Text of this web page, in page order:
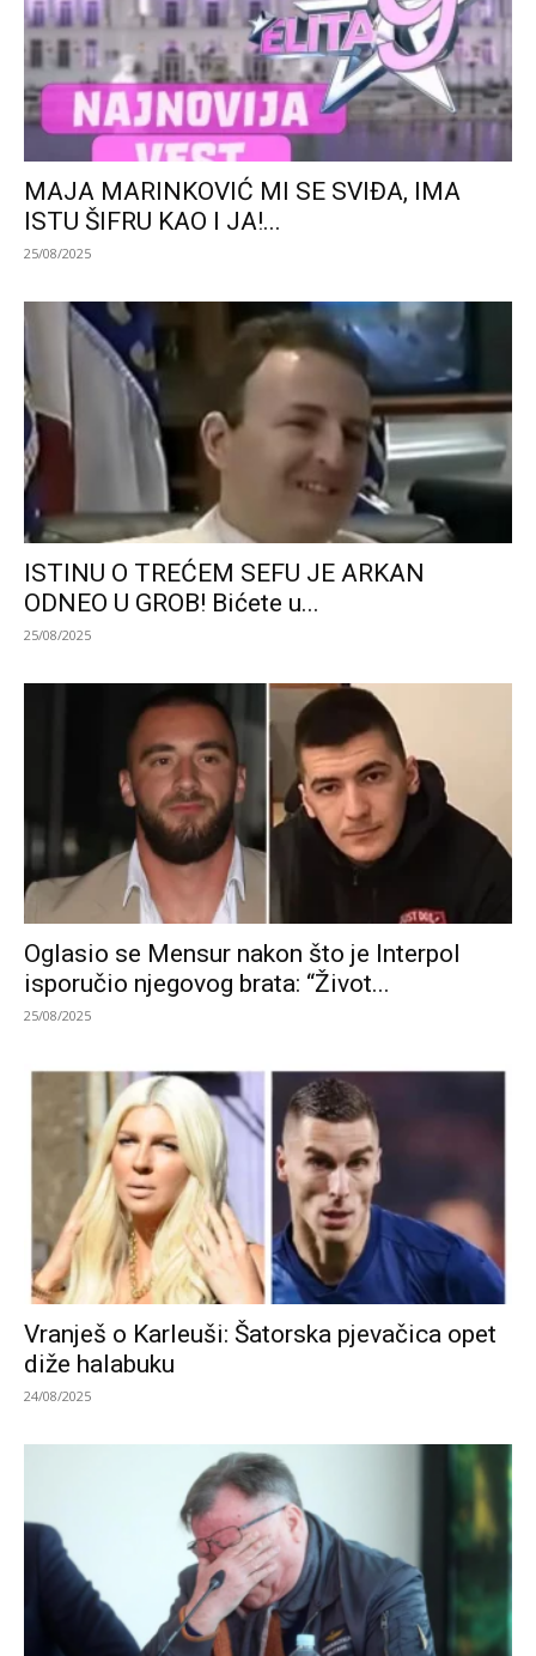
MAJA MARINKOVIĆ MI SE SVIĐA, IMA
ISTU ŠIFRU KAO I JA!...
25/08/2025
ISTINU O TREĆEM SEFU JE ARKAN
ODNEO U GROB! Bićete u...
25/08/2025
Oglasio se Mensur nakon što je Interpol
isporučio njegovog brata: “Život...
25/08/2025
Vranješ o Karleuši: Šatorska pjevačica opet
diže halabuku
24/08/2025